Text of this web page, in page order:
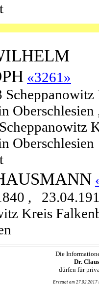
«3261»
Scheppanowitz
Oberschlesien
,
Kreis
Die
Dr.
dürfen für
Erzeugt am